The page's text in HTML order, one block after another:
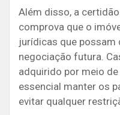
Além disso, a
comprova que o
jurídicas que possam
negociação futura.
adquirido por meio
essencial manter os
evitar qualquer